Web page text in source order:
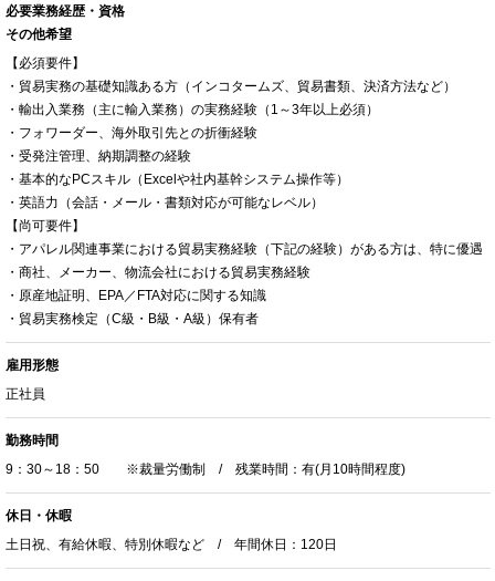
必要業務経歴・資格
その他希望
【必須要件】
・貿易実務の基礎知識ある方（インコタームズ、貿易書類、決済方法など）
・輸出入業務（主に輸入業務）の実務経験（1～3年以上必須）
・フォワーダー、海外取引先との折衝経験
・受発注管理、納期調整の経験
・基本的なPCスキル（Excelや社内基幹システム操作等）
・英語力（会話・メール・書類対応が可能なレベル）
【尚可要件】
・アパレル関連事業における貿易実務経験（下記の経験）がある方は、特に優遇
・商社、メーカー、物流会社における貿易実務経験
・原産地証明、EPA／FTA対応に関する知識
・貿易実務検定（C級・B級・A級）保有者
雇用形態
正社員
勤務時間
9：30～18：50 ※裁量労働制 / 残業時間：有(月10時間程度)
休日・休暇
土日祝、有給休暇、特別休暇など / 年間休日：120日